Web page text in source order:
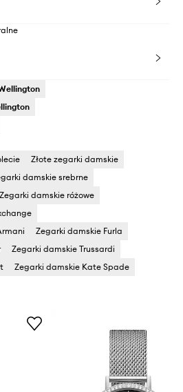
Złote zegarki damskie
damskie srebrne
Zegarki damskie różowe
Zegarki damskie Furla
Zegarki damskie Trussardi
Zegarki damskie Kate Spade